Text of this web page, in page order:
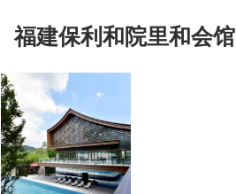
福建保利和院里和会馆